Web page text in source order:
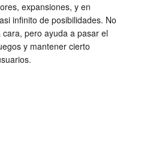
expansiones, y en
infinito de posibilidades. No
pero ayuda a pasar el
y mantener cierto